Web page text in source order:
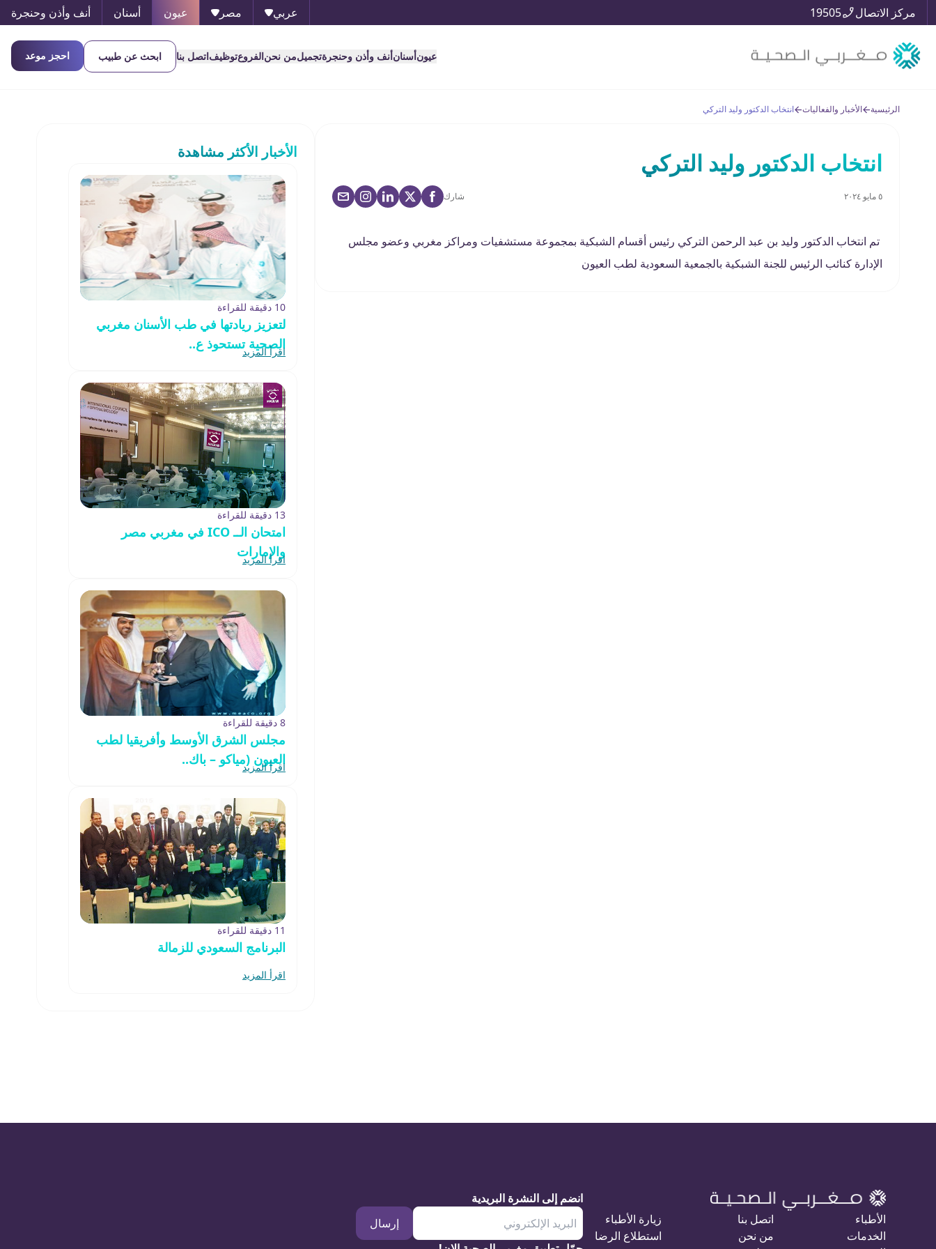
مركز الاتصال 19505 عربي مصر عيون أسنان أنف وأذن وحنجرة
عيونأسنانأنف وأذن وحنجرةتجميلمن نحنالفروعتوظيفاتصل بنا ابحث عن طبيب احجز موعد
الرئيسية الأخبار والفعاليات انتخاب الدكتور وليد التركي
انتخاب الدكتور وليد التركي
٥ مايو ٢٠٢٤ شارك
تم انتخاب الدكتور وليد بن عبد الرحمن التركي رئيس أقسام الشبكية بمجموعة مستشفيات ومراكز مغربي وعضو مجلس
الإدارة كنائب الرئيس للجنة الشبكية بالجمعية السعودية لطب العيون
الأخبار الأكثر مشاهدة
10 دقيقة للقراءة
لتعزيز ريادتها في طب الأسنان مغربي
الصحية تستحوذ ع..
اقرأ المزيد
13 دقيقة للقراءة
امتحان الــ ICO في مغربي مصر
والإمارات
اقرأ المزيد
8 دقيقة للقراءة
مجلس الشرق الأوسط وأفريقيا لطب
العيون (مياكو – باك..
اقرأ المزيد
11 دقيقة للقراءة
البرنامج السعودي للزمالة
اقرأ المزيد
الأطباء
الخدمات
اتصل بنا
من نحن
زيارة الأطباء
استطلاع الرضا
انضم إلى النشرة البريدية
إرسال